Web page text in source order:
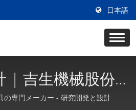
日本語
| 吉生機械股份
の専門メーカー - 研究開発と設計